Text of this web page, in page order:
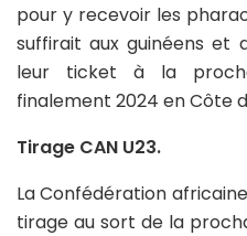
pour y recevoir les
suffirait aux guinéens et
leur ticket à la
finalement 2024 en Côte
Tirage CAN U23.
La Confédération
tirage au sort de la